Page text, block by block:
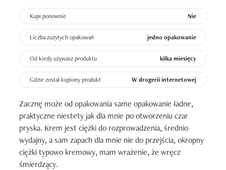
Kupi ponownie Nie
Liczba zużytych opakowań jedno opakowanie
Od kiedy używasz produktu kilka miesięcy
Gdzie został kupiony produkt W drogerii internetowej
Zacznę może od opakowania same opakowanie ładne,
praktyczne niestety jak dla mnie po otworzeniu czar
pryska. Krem jest ciężki do rozprowadzenia, średnio
wydajny, a sam zapach dla mnie nie do przejścia, okropny
ciężki typowo kremowy, mam wrażenie, że wręcz
śmierdzący.